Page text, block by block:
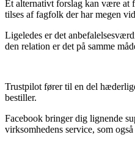
Et alternativt forslag kan være at
tilses af fagfolk der har megen
Ligeledes er det
den relation er det på samme
Trustpilot fører til en del
bestiller.
Facebook bringer dig lignende
virksomhedens service, som